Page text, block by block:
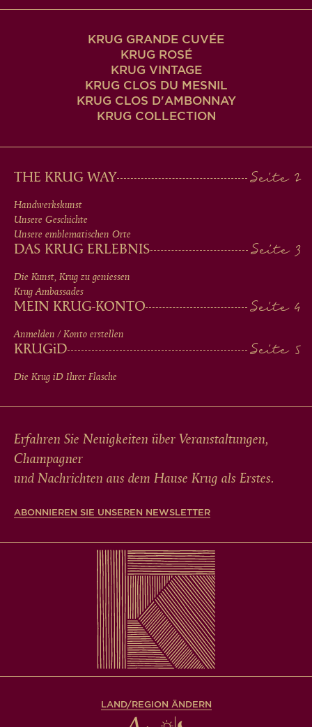
KRUG GRANDE CUVÉE
KRUG ROSÉ
KRUG VINTAGE
KRUG CLOS DU MESNIL
KRUG CLOS D'AMBONNAY
KRUG COLLECTION
MAIN
MEN
IN
FOOTER
THE KRUG WAY
Handwerkskunst
Unsere Geschichte
Unsere emblematischen Orte
DAS KRUG ERLEBNIS
Die Kunst, Krug zu geniessen
Krug Ambassades
MEIN KRUG-KONTO
Anmelden / Konto erstellen
KRUGiD
Die Krug iD Ihrer Flasche
Erfahren Sie Neuigkeiten über Veranstaltungen,
Champagner
und Nachrichten aus dem Hause Krug als Erstes.
ABONNIEREN SIE UNSEREN NEWSLETTER
LAND/REGION ÄNDERN